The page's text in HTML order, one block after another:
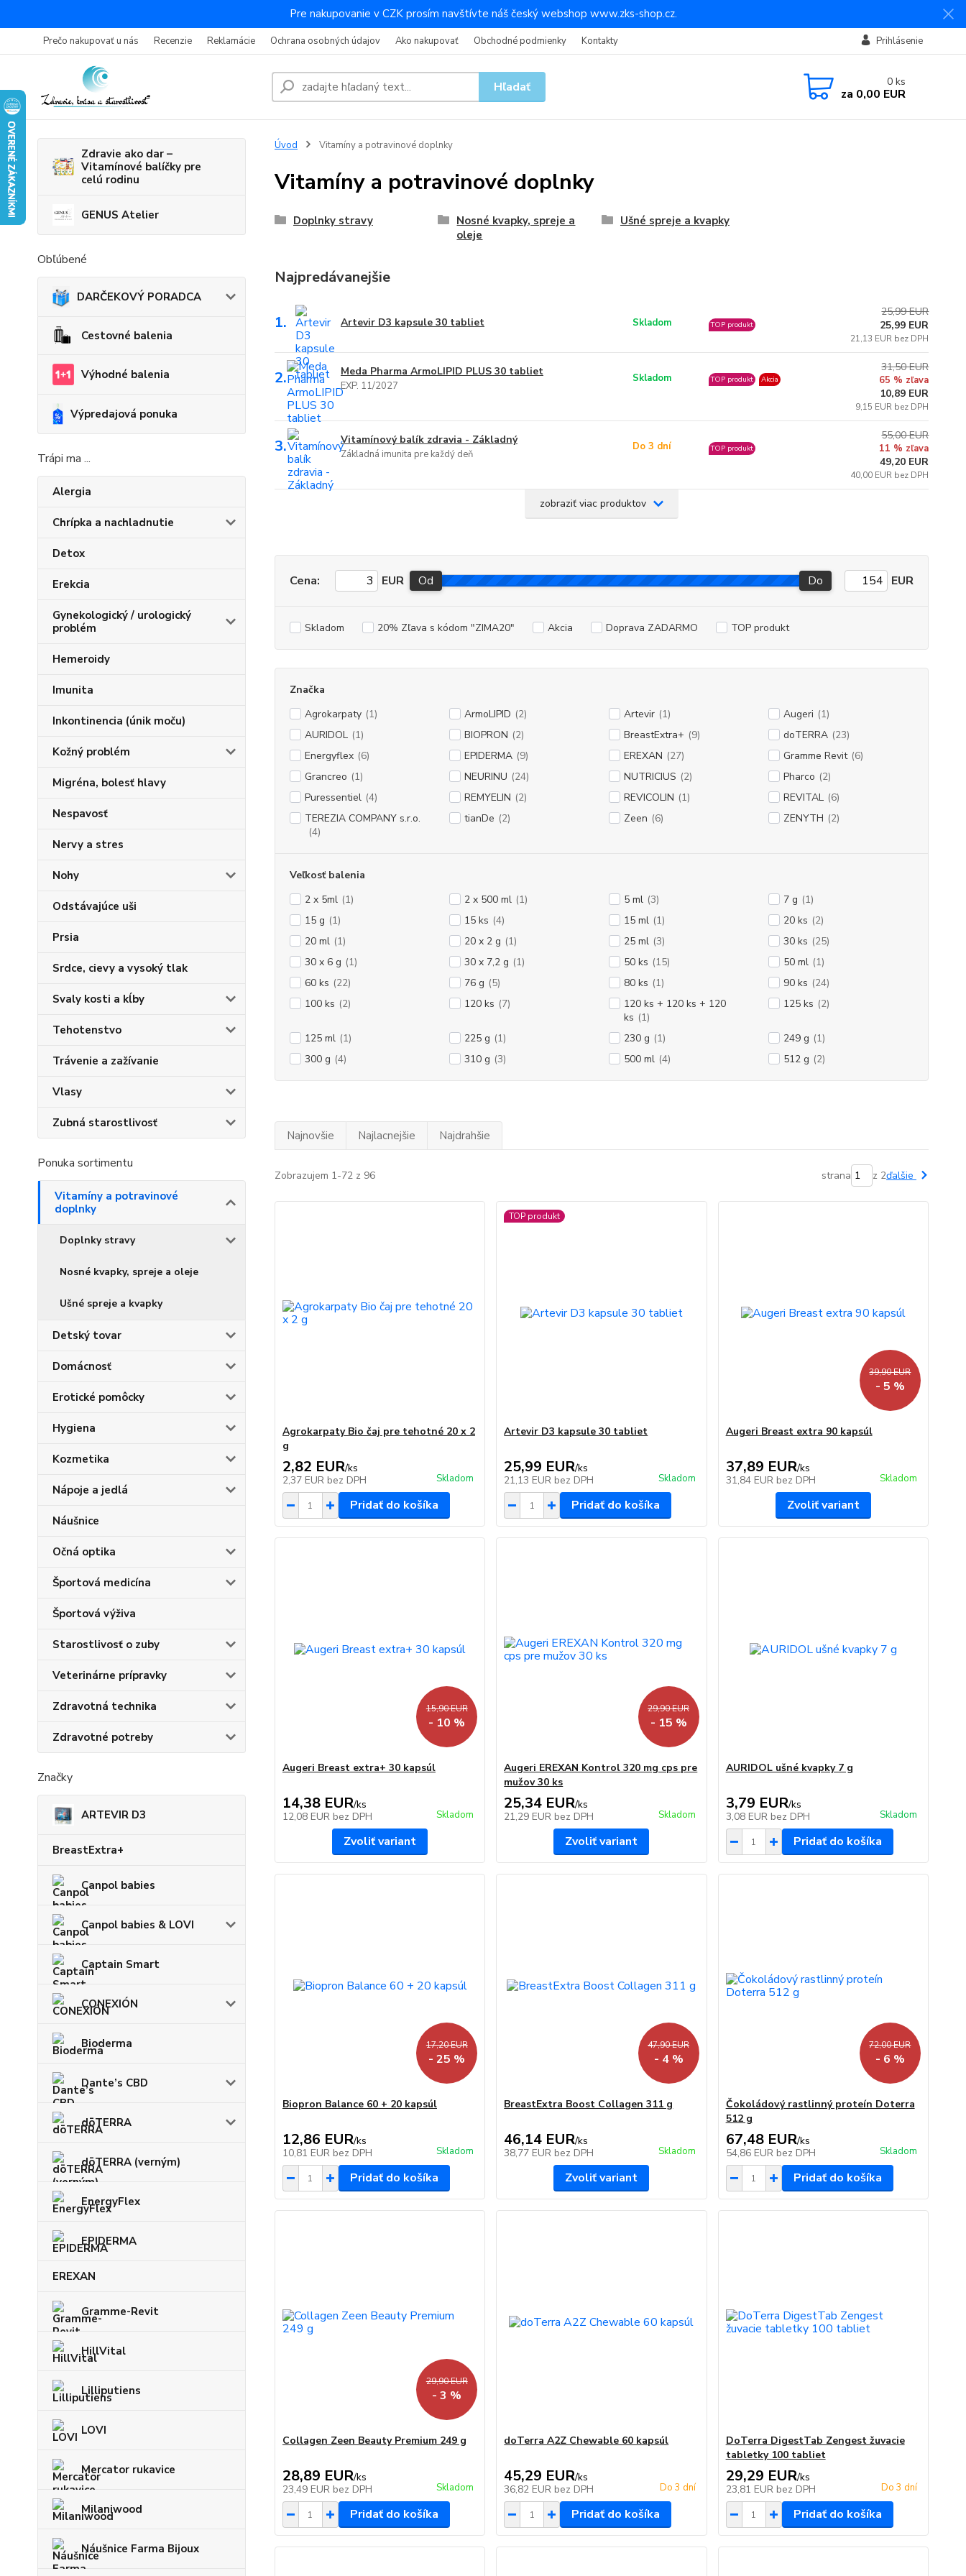
Pre nakupovanie v CZK prosím navštívte náš český webshop www.zks-shop.cz.
Prečo nakupovať u nás Recenzie Reklamácie Ochrana osobných údajov Ako nakupovať Obchodné podmienky Kontakty Prihlásenie
Hľadať 0 ks
za 0,00 EUR
Zdravie ako dar –
Vitamínové balíčky pre
celú rodinu
GENUS Atelier
Obľúbené
DARČEKOVÝ PORADCA
Cestovné balenia
Výhodné balenia
Výpredajová ponuka
Trápi ma ...
Alergia
Chrípka a nachladnutie
Detox
Erekcia
Gynekologický / urologický
problém
Hemeroidy
Imunita
Inkontinencia (únik moču)
Kožný problém
Migréna, bolesť hlavy
Nespavosť
Nervy a stres
Nohy
Odstávajúce uši
Prsia
Srdce, cievy a vysoký tlak
Svaly kosti a kĺby
Tehotenstvo
Trávenie a zažívanie
Vlasy
Zubná starostlivosť
Ponuka sortimentu
Vitamíny a potravinové
doplnky
Doplnky stravy
Nosné kvapky, spreje a oleje
Ušné spreje a kvapky
Detský tovar
Domácnosť
Erotické pomôcky
Hygiena
Kozmetika
Nápoje a jedlá
Náušnice
Očná optika
Športová medicína
Športová výživa
Starostlivosť o zuby
Veterinárne prípravky
Zdravotná technika
Zdravotné potreby
Značky
ARTEVIR D3
BreastExtra+
Canpol babies
Canpol babies & LOVI
Captain Smart
CONEXIÓN
Bioderma
Dante’s CBD
dōTERRA
dōTERRA (verným)
EnergyFlex
EPIDERMA
EREXAN
Gramme-Revit
HillVital
Lilliputiens
LOVI
Mercator rukavice
Milaniwood
Náušnice Farma Bijoux
Úvod Vitamíny a potravinové doplnky
Vitamíny a potravinové doplnky
Doplnky stravy
Nosné kvapky, spreje a
oleje
Ušné spreje a kvapky
Najpredávanejšie
1. Artevir D3 kapsule 30 tabliet Skladom TOP produkt
25,99 EUR
25,99 EUR
21,13 EUR bez DPH
2. Meda Pharma ArmoLIPID PLUS 30 tabliet
EXP. 11/2027
Skladom TOP produkt Akcia
31,50 EUR
65 % zľava
10,89 EUR
9,15 EUR bez DPH
3. Vitamínový balík zdravia - Základný
Základná imunita pre každý deň
Do 3 dní TOP produkt
55,00 EUR
11 % zľava
49,20 EUR
40,00 EUR bez DPH
zobraziť viac produktov
Cena: EUR Od Do EUR
Skladom 20% Zľava s kódom "ZIMA20" Akcia Doprava ZADARMO TOP produkt
Značka
Agrokarpaty (1) ArmoLIPID (2) Artevir (1) Augeri (1)
AURIDOL (1) BIOPRON (2) BreastExtra+ (9) doTERRA (23)
Energyflex (6) EPIDERMA (9) EREXAN (27) Gramme Revit (6)
Grancreo (1) NEURINU (24) NUTRICIUS (2) Pharco (2)
Puressentiel (4) REMYELIN (2) REVICOLIN (1) REVITAL (6)
TEREZIA COMPANY s.r.o.
(4)
tianDe (2) Zeen (6) ZENYTH (2)
Veľkosť balenia
2 x 5ml (1) 2 x 500 ml (1) 5 ml (3) 7 g (1)
15 g (1) 15 ks (4) 15 ml (1) 20 ks (2)
20 ml (1) 20 x 2 g (1) 25 ml (3) 30 ks (25)
30 x 6 g (1) 30 x 7,2 g (1) 50 ks (15) 50 ml (1)
60 ks (22) 76 g (5) 80 ks (1) 90 ks (24)
100 ks (2) 120 ks (7)
120 ks + 120 ks + 120
ks (1)
125 ks (2)
125 ml (1) 225 g (1) 230 g (1) 249 g (1)
300 g (4) 310 g (3) 500 ml (4) 512 g (2)
Najnovšie Najlacnejšie Najdrahšie
Zobrazujem 1-72 z 96 strana z 2ďalšie
Agrokarpaty Bio čaj pre tehotné 20 x 2
g
2,82 EUR/ks
2,37 EUR bez DPH Skladom
Pridať do košíka
TOP produkt
Artevir D3 kapsule 30 tabliet
25,99 EUR/ks
21,13 EUR bez DPH Skladom
Pridať do košíka
39,90 EUR
- 5 %
Augeri Breast extra 90 kapsúl
37,89 EUR/ks
31,84 EUR bez DPH Skladom
Zvoliť variant
15,90 EUR
- 10 %
Augeri Breast extra+ 30 kapsúl
14,38 EUR/ks
12,08 EUR bez DPH Skladom
Zvoliť variant
29,90 EUR
- 15 %
Augeri EREXAN Kontrol 320 mg cps pre
mužov 30 ks
25,34 EUR/ks
21,29 EUR bez DPH Skladom
Zvoliť variant
AURIDOL ušné kvapky 7 g
3,79 EUR/ks
3,08 EUR bez DPH Skladom
Pridať do košíka
17,20 EUR
- 25 %
Biopron Balance 60 + 20 kapsúl
12,86 EUR/ks
10,81 EUR bez DPH Skladom
Pridať do košíka
47,90 EUR
- 4 %
BreastExtra Boost Collagen 311 g
46,14 EUR/ks
38,77 EUR bez DPH Skladom
Zvoliť variant
72,00 EUR
- 6 %
Čokoládový rastlinný proteín Doterra
512 g
67,48 EUR/ks
54,86 EUR bez DPH Skladom
Pridať do košíka
29,90 EUR
- 3 %
Collagen Zeen Beauty Premium 249 g
28,89 EUR/ks
23,49 EUR bez DPH Skladom
Pridať do košíka
doTerra A2Z Chewable 60 kapsúl
45,29 EUR/ks
36,82 EUR bez DPH Do 3 dní
Pridať do košíka
DoTerra DigestTab Zengest žuvacie
tabletky 100 tabliet
29,29 EUR/ks
23,81 EUR bez DPH Do 3 dní
Pridať do košíka